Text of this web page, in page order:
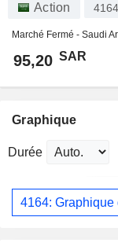
Action 4164
Marché Fermé - Saudi
95,20 SAR
Graphique
Durée
4164: Graphique